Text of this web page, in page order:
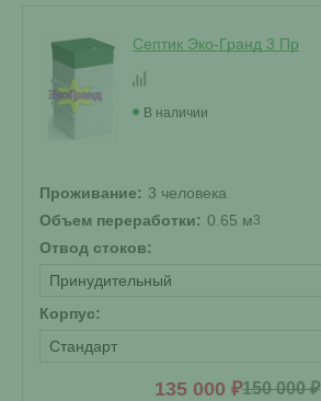
Септик Эко-Гранд 3 Пр
В наличии
Проживание: 3 человека
Объем переработки: 0.65 м3
Отвод стоков:
Принудительный
Корпус:
Стандарт
135 000 ₽150 000 ₽